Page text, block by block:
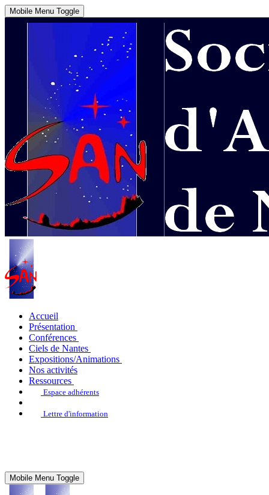
Mobile Menu Toggle
Accueil
Présentation
Conférences
Ciels de Nantes
Expositions/Animations
Nos activités
Ressources
Espace adhérents
Lettre d'information
Mobile Menu Toggle